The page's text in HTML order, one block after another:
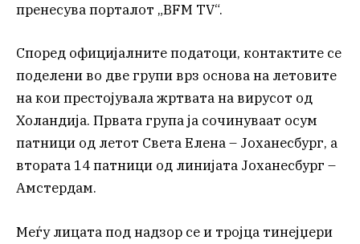
пренесува порталот „BFM TV“.
Според официјалните податоци, контактите се
поделени во две групи врз основа на летовите
на кои престојувала жртвата на вирусот од
Холандија. Првата група ја сочинуваат осум
патници од летот Света Елена – Јоханесбург, а
втората 14 патници од линијата Јоханесбург –
Амстердам.
Меѓу лицата под надзор се и тројца тинејџери